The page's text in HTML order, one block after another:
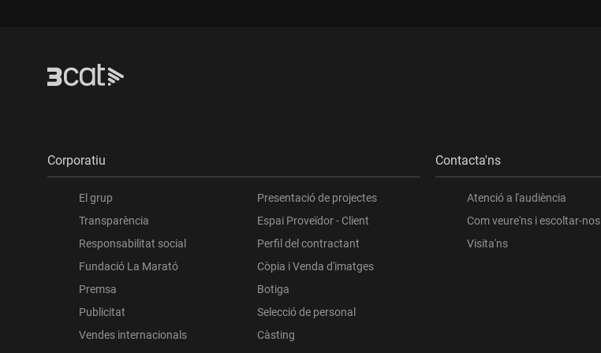
Corporatiu
El grup
Transparència
Responsabilitat social
Fundació La Marató
Premsa
Publicitat
Vendes internacionals
Presentació de projectes
Espai Proveïdor - Client
Perfil del contractant
Còpia i Venda d'imatges
Botiga
Selecció de personal
Càsting
Contacta'ns
Atenció a l'audiència
Com veure'ns i escoltar-nos
Visita'ns